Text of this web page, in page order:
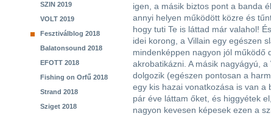
SZIN 2019
VOLT 2019
Fesztiválblog 2018
Balatonsound 2018
EFOTT 2018
Fishing on Orfű 2018
Strand 2018
Sziget 2018
igen, a másik biztos pont a banda
annyi helyen működött közre és
hogy tuti Te is láttad már valahol!
idei korong, a Villain egy egészen
mindenképpen nagyon jól működő
akrobatikázni. A másik nagyágyú,
dolgozik (egészen pontosan a
egy kis hazai vonatkozása is van
pár éve láttam őket, és higgyétek
nagyon kevesen képesek ezen a